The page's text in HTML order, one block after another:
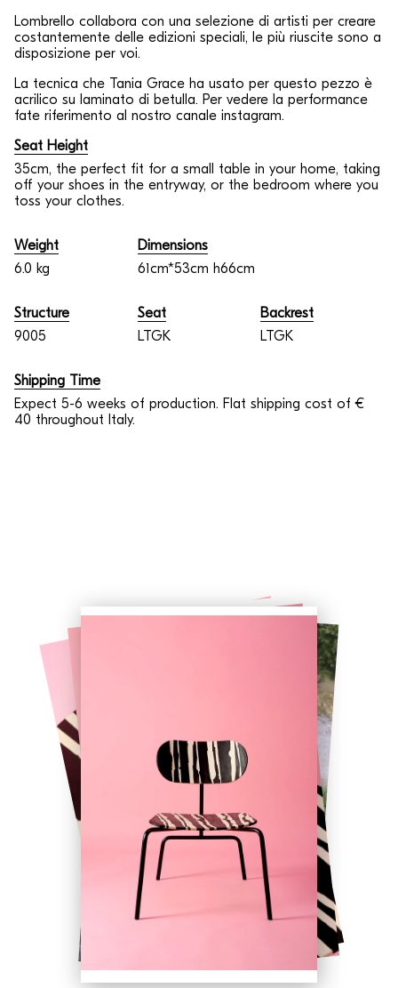
Lombrello collabora con una selezione di artisti per creare
costantemente delle edizioni speciali, le più riuscite sono a
disposizione per voi.
La tecnica che Tania Grace ha usato per questo pezzo è
acrilico su laminato di betulla. Per vedere la performance
fate riferimento al nostro canale instagram.
Seat Height
35cm, the perfect fit for a small table in your home, taking
off your shoes in the entryway, or the bedroom where you
toss your clothes.
Weight
6.0 kg
Dimensions
61cm*53cm h66cm
Structure
9005
Seat
LTGK
Backrest
LTGK
Shipping Time
Expect 5-6 weeks of production. Flat shipping cost of €
40 throughout Italy.